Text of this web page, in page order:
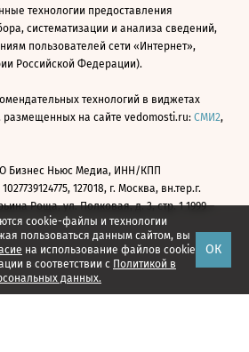
cookie-файлы и технологии
пользоваться данным сайтом, вы
на использование файлов cookie
в соответствии с Политикой в
данных.
ОК
технологии предоставления
систематизации и анализа сведений,
пользователей сети «Интернет»,
Российской Федерации).
технологий в виджетах
размещенных на сайте vedomosti.ru: СМИ2,
Бизнес Ньюс Медиа, ИНН/КПП
127018, г. Москва, вн.тер.г.
Роща, ул. Полковая, д. 3, стр. 1 1999—